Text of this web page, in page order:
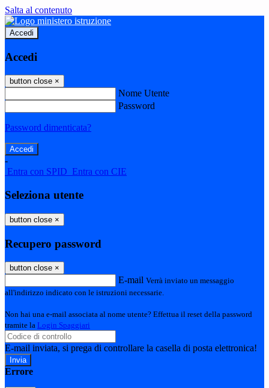
Salta al contenuto
Accedi
Accedi
button close ×
Nome Utente
Password
Password dimenticata?
-
Entra con SPID Entra con CIE
Seleziona utente
button close ×
Recupero password
button close ×
E-mail Verrà inviato un messaggio
all'indirizzo indicato con le istruzioni necessarie.
Non hai una e-mail associata al nome utente? Effettua il reset della password
tramite la Login Spaggiari
E-mail inviata, si prega di controllare la casella di posta elettronica!
Errore